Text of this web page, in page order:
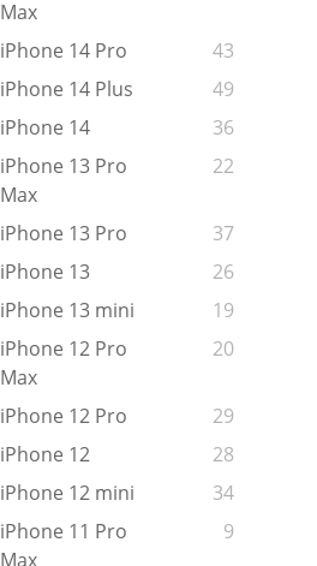
Max
iPhone 14 Pro
43
iPhone 14 Plus
49
iPhone 14
36
iPhone 13 Pro
Max
22
iPhone 13 Pro
37
iPhone 13
26
iPhone 13 mini
19
iPhone 12 Pro
Max
20
iPhone 12 Pro
29
iPhone 12
28
iPhone 12 mini
34
iPhone 11 Pro
Max
9